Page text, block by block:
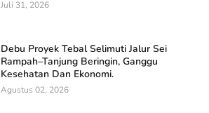
Juli 31, 2026
Debu Proyek Tebal Selimuti Jalur Sei
Rampah–Tanjung Beringin, Ganggu
Kesehatan Dan Ekonomi.
Agustus 02, 2026